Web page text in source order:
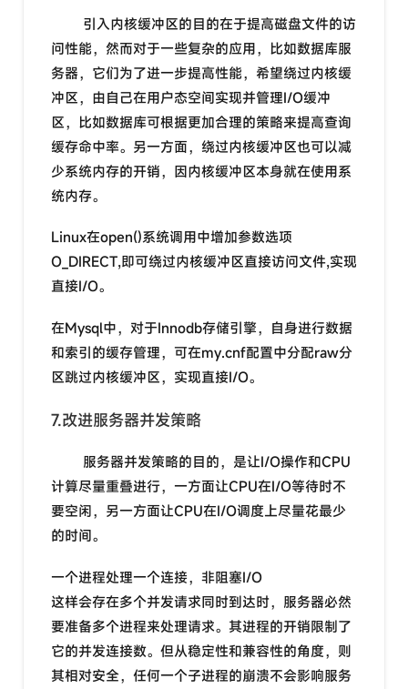
引入内核缓冲区的目的在于提高磁盘文件的访
问性能，然而对于一些复杂的应用，比如数据库服
务器，它们为了进一步提高性能，希望绕过内核缓
冲区，由自己在用户态空间实现并管理I/O缓冲
区，比如数据库可根据更加合理的策略来提高查询
缓存命中率。另一方面，绕过内核缓冲区也可以减
少系统内存的开销，因内核缓冲区本身就在使用系
统内存。
Linux在open()系统调用中增加参数选项
O_DIRECT,即可绕过内核缓冲区直接访问文件,实现
直接I/O。
在Mysql中，对于Innodb存储引擎，自身进行数据
和索引的缓存管理，可在my.cnf配置中分配raw分
区跳过内核缓冲区，实现直接I/O。
7.改进服务器并发策略
服务器并发策略的目的，是让I/O操作和CPU
计算尽量重叠进行，一方面让CPU在I/O等待时不
要空闲，另一方面让CPU在I/O调度上尽量花最少
的时间。
一个进程处理一个连接，非阻塞I/O
这样会存在多个并发请求同时到达时，服务器必然
要准备多个进程来处理请求。其进程的开销限制了
它的并发连接数。但从稳定性和兼容性的角度，则
其相对安全，任何一个子进程的崩溃不会影响服务